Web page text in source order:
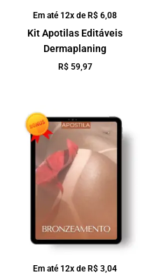
Em até 12x de R$ 6,08
Kit Apotilas Editáveis
Dermaplaning
R$59,97
Em até 12x de R$ 3,04